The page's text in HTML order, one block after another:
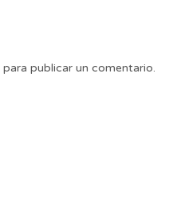
para publicar un comentario.